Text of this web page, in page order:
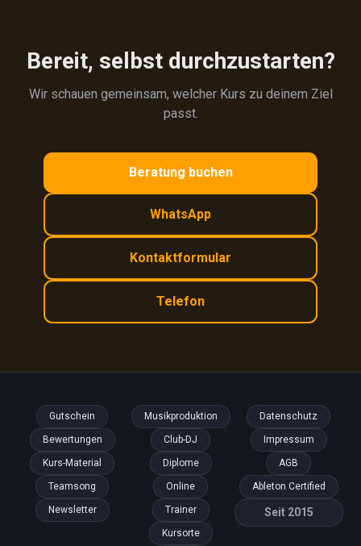
Bereit, selbst durchzustarten?
Wir schauen gemeinsam, welcher Kurs zu deinem Ziel
passt.
Beratung buchen
WhatsApp
Kontaktformular
Telefon
Gutschein
Bewertungen
Kurs-Material
Teamsong
Newsletter
Musikproduktion
Club-DJ
Diplome
Online
Trainer
Kursorte
Datenschutz
Impressum
AGB
Ableton Certified
Seit 2015